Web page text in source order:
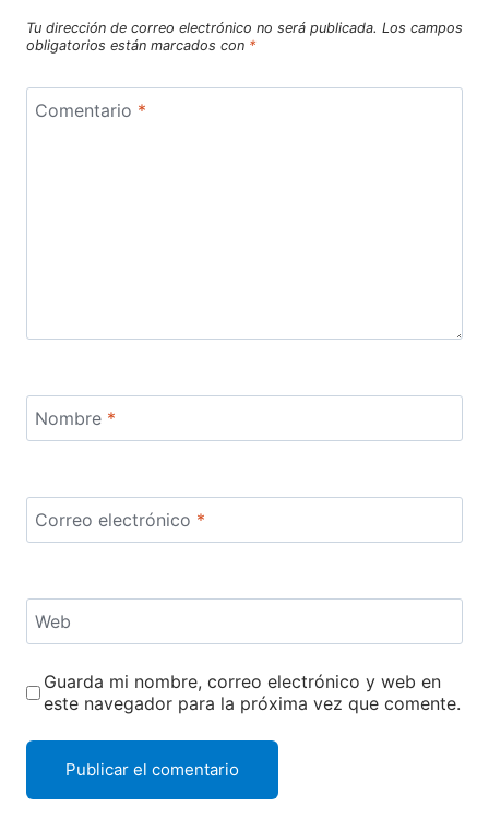
Tu dirección de correo electrónico no será publicada. Los campos
obligatorios están marcados con *
Comentario *
Nombre *
Correo electrónico *
Web
Guarda mi nombre, correo electrónico y web en
este navegador para la próxima vez que comente.